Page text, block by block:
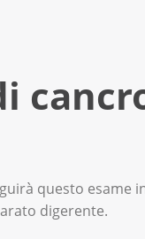
sintomo può
mentre
questo esame
digerente.